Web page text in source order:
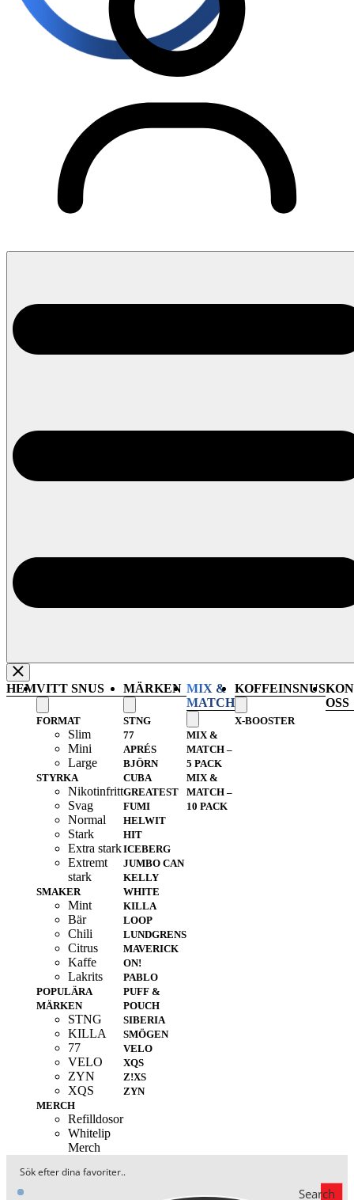
HEMVITT SNUS
FORMAT
Slim
Mini
Large
STYRKA
Nikotinfritt
Svag
Normal
Stark
Extra stark
Extremt
stark
SMAKER
Mint
Bär
Chili
Citrus
Kaffe
Lakrits
POPULÄRA
MÄRKEN
STNG
KILLA
77
VELO
ZYN
XQS
MERCH
Refilldosor
Whitelip
Merch
MÄRKEN
STNG
77
APRÉS
BJÖRN
CUBA
GREATEST
FUMI
HELWIT
HIT
ICEBERG
JUMBO CAN
KELLY
WHITE
KILLA
LOOP
LUNDGRENS
MAVERICK
ON!
PABLO
PUFF &
POUCH
SIBERIA
SMÖGEN
VELO
XQS
Z!XS
ZYN
MIX &
MATCH
MIX &
MATCH –
5 PACK
MIX &
MATCH –
10 PACK
KOFFEINSNUS
X-BOOSTER
OSS
Search